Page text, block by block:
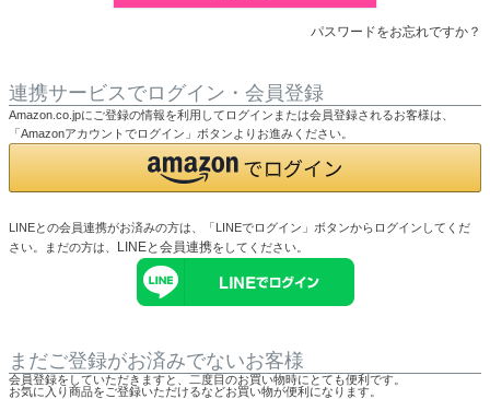
パスワードをお忘れですか？
連携サービスでログイン・会員登録
Amazon.co.jpにご登録の情報を利用してログインまたは会員登録されるお客様は、
「Amazonアカウントでログイン」ボタンよりお進みください。
LINEとの会員連携がお済みの方は、「LINEでログイン」ボタンからログインしてくだ
さい。まだの方は、 LINEと会員連携をしてください。
まだご登録がお済みでないお客様
会員登録をしていただきますと、二度目のお買い物時にとても便利です。
お気に入り商品をご登録いただけるなどお買い物が便利になります。